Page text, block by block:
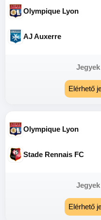
Olympique Lyon
AJ Auxerre
Elérhető
Olympique Lyon
Stade Rennais FC
Elérhető